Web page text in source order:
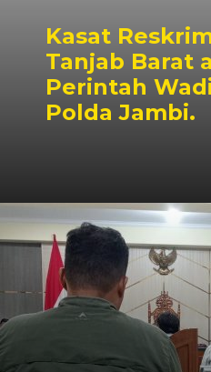
Kasat
Tanjab Barat
Perintah
Polda Jambi.